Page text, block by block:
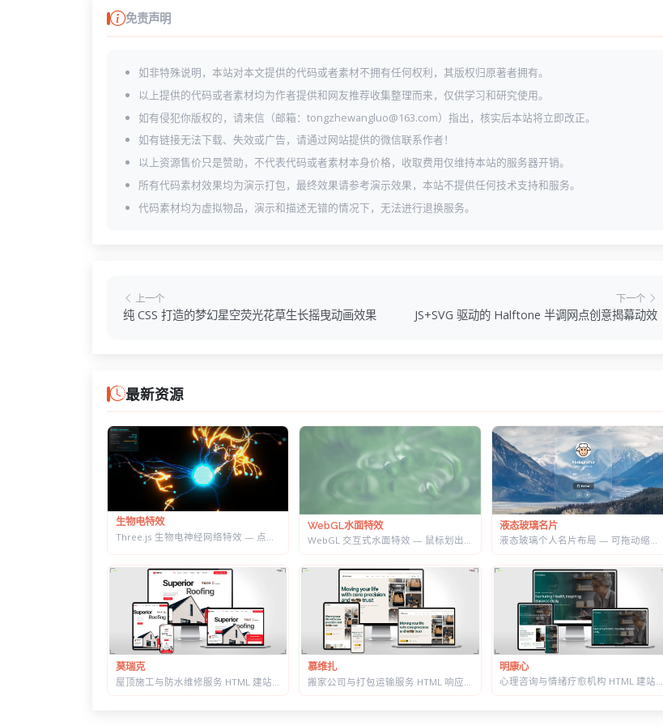
免责声明
如非特殊说明，本站对本文提供的代码或者素材不拥有任何权利，其版权归原著者拥有。
以上提供的代码或者素材均为作者提供和网友推荐收集整理而来，仅供学习和研究使用。
如有侵犯你版权的，请来信（邮箱：tongzhewangluo@163.com）指出，核实后本站将立即改正。
如有链接无法下载、失效或广告，请通过网站提供的微信联系作者！
以上资源售价只是赞助，不代表代码或者素材本身价格，收取费用仅维持本站的服务器开销。
所有代码素材效果均为演示打包，最终效果请参考演示效果，本站不提供任何技术支持和服务。
代码素材均为虚拟物品，演示和描述无错的情况下，无法进行退换服务。
上一个
纯 CSS 打造的梦幻星空荧光花草生长摇曳动画效果
下一个
JS+SVG 驱动的 Halftone 半调网点创意揭幕动效
最新资源
生物电特效
WebGL水面特效
WebGL 交互式水面特效 — 鼠标划出真实涟漪，带焦散光斑和五套水景预设
液态玻璃名片
莫瑞克
慕维扎
明康心
心理咨询与情绪疗愈机构 HTML 建站模板 | 个体咨询/家庭治疗/正念课程网站专用